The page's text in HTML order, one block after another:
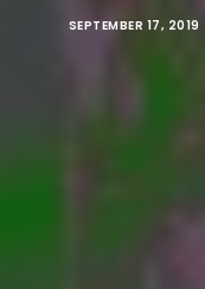
SEPTEMBER 17, 2019